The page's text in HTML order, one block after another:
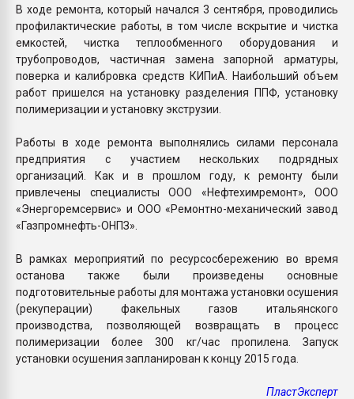
В ходе ремонта, который начался 3 сентября, проводились
профилактические работы, в том числе вскрытие и чистка
емкостей, чистка теплообменного оборудования и
трубопроводов, частичная замена запорной арматуры,
поверка и калибровка средств КИПиА. Наибольший объем
работ пришелся на установку разделения ППФ, установку
полимеризации и установку экструзии.
Работы в ходе ремонта выполнялись силами персонала
предприятия с участием нескольких подрядных
организаций. Как и в прошлом году, к ремонту были
привлечены специалисты ООО «Нефтехимремонт», ООО
«Энергоремсервис» и ООО «Ремонтно-механический завод
«Газпромнефть-ОНПЗ».
В рамках мероприятий по ресурсосбережению во время
останова также были произведены основные
подготовительные работы для монтажа установки осушения
(рекуперации) факельных газов итальянского
производства, позволяющей возвращать в процесс
полимеризации более 300 кг/час пропилена. Запуск
установки осушения запланирован к концу 2015 года.
ПластЭксперт